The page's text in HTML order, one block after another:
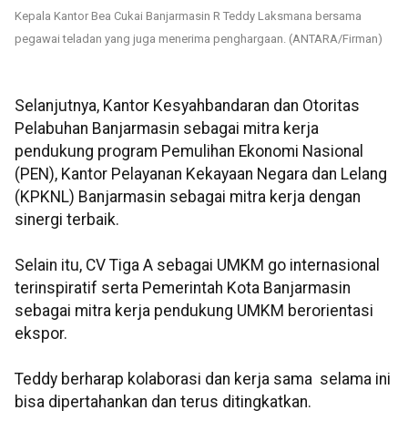
Kepala Kantor Bea Cukai Banjarmasin R Teddy Laksmana bersama
pegawai teladan yang juga menerima penghargaan. (ANTARA/Firman)
Selanjutnya, Kantor Kesyahbandaran dan Otoritas
Pelabuhan Banjarmasin sebagai mitra kerja
pendukung program Pemulihan Ekonomi Nasional
(PEN), Kantor Pelayanan Kekayaan Negara dan Lelang
(KPKNL) Banjarmasin sebagai mitra kerja dengan
sinergi terbaik.
Selain itu, CV Tiga A sebagai UMKM go internasional
terinspiratif serta Pemerintah Kota Banjarmasin
sebagai mitra kerja pendukung UMKM berorientasi
ekspor.
Teddy berharap kolaborasi dan kerja sama selama ini
bisa dipertahankan dan terus ditingkatkan.